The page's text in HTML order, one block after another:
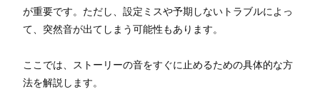
が重要です。ただし、設定ミスや予期しないトラブルによっ
て、突然音が出てしまう可能性もあります。
ここでは、ストーリーの音をすぐに止めるための具体的な方
法を解説します。